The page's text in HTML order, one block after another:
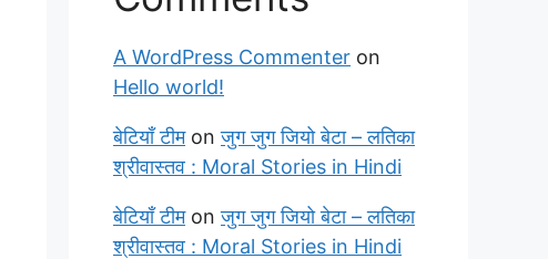
A WordPress Commenter on
Hello world!
बेटियाँ टीमonजुग जुग जियो बेटा – लतिका
श्रीवास्तव : Moral Stories in Hindi
बेटियाँ टीमonजुग जुग जियो बेटा – लतिका
श्रीवास्तव : Moral Stories in Hindi